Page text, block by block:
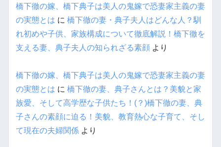
橋下徹の嫁、橋下典子は美人の鬼嫁で恐妻家主義の妻
の実態とは に 橋下徹の妻・典子夫人はどんな人？馴
れ初めや子供、家族構成について徹底解説！橋下徹を
支える妻、典子夫人の知られざる素顔より
橋下徹の嫁、橋下典子は美人の鬼嫁で恐妻家主義の妻
の実態とは に 橋下徹の妻、典子さんとは？美貌と家
族愛、そして高学歴な子供たち！(？)橋下徹の妻、典
子さんの素顔に迫る！美貌、教育熱心な子育て、そし
て現在の夫婦関係より